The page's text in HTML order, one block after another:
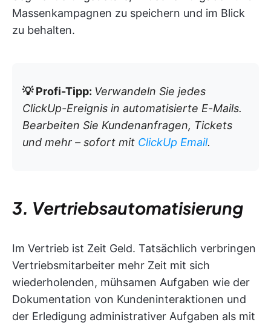
Massenkampagnen zu speichern und im Blick
zu behalten.
💡 Profi-Tipp: Verwandeln Sie jedes
ClickUp-Ereignis in automatisierte E-Mails.
Bearbeiten Sie Kundenanfragen, Tickets
und mehr – sofort mit ClickUp Email.
3. Vertriebsautomatisierung
Im Vertrieb ist Zeit Geld. Tatsächlich verbringen
Vertriebsmitarbeiter mehr Zeit mit sich
wiederholenden, mühsamen Aufgaben wie der
Dokumentation von Kundeninteraktionen und
der Erledigung administrativer Aufgaben als mit